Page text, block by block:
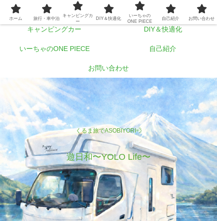
くるま旅でASOBIYORI💨
遊日和〜YOLO Life〜
ホーム 旅行・車中泊
キャンピングカー DIY＆快適化
いーちゃのONE PIECE 自己紹介
お問い合わせ
ホーム 旅行・車中泊
キャンピングカ
ー
DIY＆快適化
いーちゃの
ONE PIECE
自己紹介 お問い合わせ